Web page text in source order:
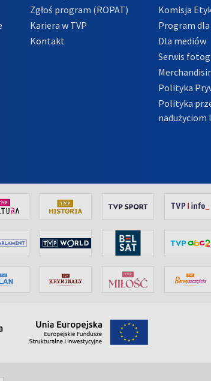
Zgłoś program (ROPAT)
Kariera w TVP
Kontakt
Komisja
Program
Dla mediów
Serwis
Polityka
Polityka
nadużyciom